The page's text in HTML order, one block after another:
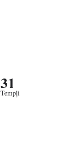
31
Tempļi